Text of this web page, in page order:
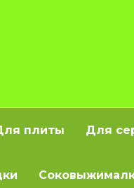
плиты Для